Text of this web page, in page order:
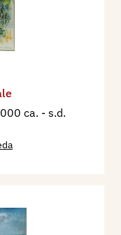
ca. - s.d.